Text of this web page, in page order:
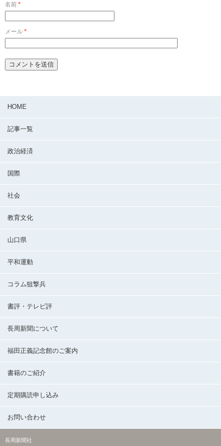
名前 *
メール *
HOME
記事一覧
政治経済
国際
社会
教育文化
山口県
平和運動
コラム狙撃兵
書評・テレビ評
長周新聞について
福田正義記念館のご案内
書籍のご紹介
定期購読申し込み
お問い合わせ
長周新聞社